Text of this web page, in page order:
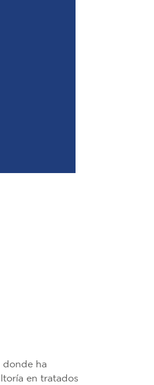
donde ha
en tratados